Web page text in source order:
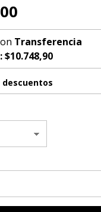
Transferencia
$10.748,90